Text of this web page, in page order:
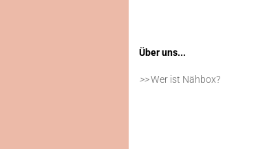
Über uns...
>>Wer ist Nähbox?